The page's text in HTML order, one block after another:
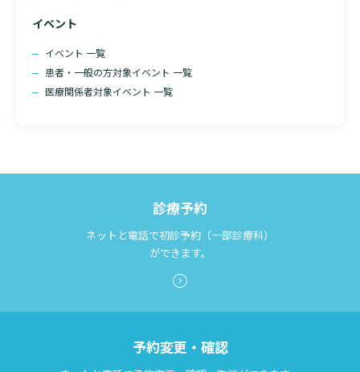
検索する
一歩先の医療の提供
広報誌「とーぶたいむ」
フロアマップ
無料低額診療のご案内
東部病院の就労支援サービス
人材開発センター
当院退職後のカルテ閲覧手続きについて
予約変更・確認
イベント
イベント 一覧
患者・一般の方対象イベント 一覧
医療関係者対象イベント 一覧
診療予約
ネットと電話で初診予約（一部診療科）
ができます。
予約変更・確認